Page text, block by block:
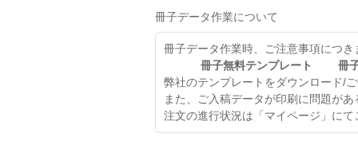
冊子データ作業について
冊子データ作業時、ご注意事項につ
冊子無料テンプレート
冊
弊社のテンプレートをダウンロード/
また、ご入稿データが印刷に問題が
注文の進行状況は「マイページ」に